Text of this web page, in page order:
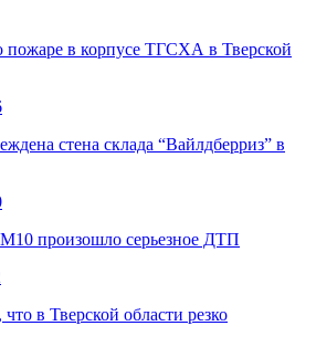
в корпусе ТГСХА в Тверской
стена склада “Вайлдберриз” в
произошло серьезное ДТП
в Тверской области резко